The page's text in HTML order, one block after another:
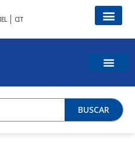
IEL CIT
BUSCAR